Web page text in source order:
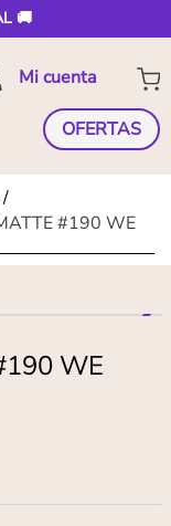
🚚
OFERTAS
#190 WE
WE